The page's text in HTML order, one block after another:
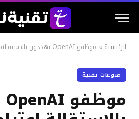
الرئيسية » موظفو OpenAI يهددون بالاستقالة اعتراضاً على إقالة “سام ألتمان”
منوعات تقنية